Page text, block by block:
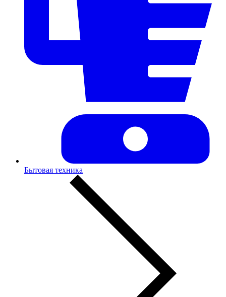
Бытовая техника